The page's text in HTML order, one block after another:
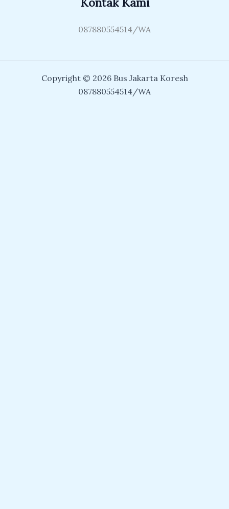
087880554514/WA
Copyright © 2026 Bus Jakarta Koresh
087880554514/WA